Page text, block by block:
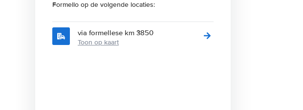
Formello op de volgende locaties:
via formellese km 3850
Toon op kaart